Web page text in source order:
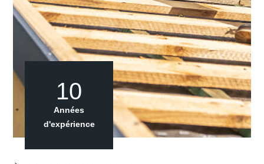
10
Années
d'expérience